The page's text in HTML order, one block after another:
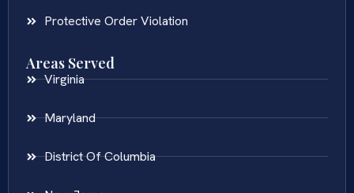
Protective Order Violation
Areas Served
Virginia
Maryland
District Of Columbia